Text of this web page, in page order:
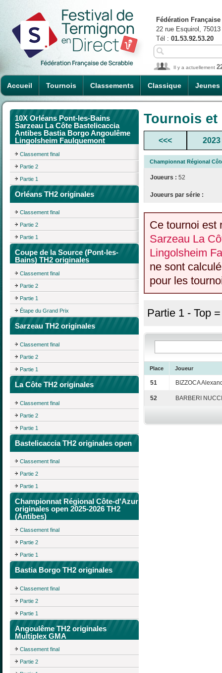
Accueil Tournois Classements Classique Jeunes
Fédération
22 rue Esquirol,
Tél : 01.53.92.53.20
Il y a actuellement
10X Orléans Pont-les-Bains
Sarzeau La Côte Bastelicaccia
Antibes Bastia Borgo Angoulême
Lingolsheim Faulquemont
Classement final
Partie 2
Partie 1
Orléans TH2 originales
Classement final
Partie 2
Partie 1
Coupe de la Source (Pont-les-
Bains) TH2 originales
Classement final
Partie 2
Partie 1
Étape du Grand Prix
Sarzeau TH2 originales
Classement final
Partie 2
Partie 1
La Côte TH2 originales
Classement final
Partie 2
Partie 1
Bastelicaccia TH2 originales open
Classement final
Partie 2
Partie 1
Championnat Régional Côte-d'Azur
originales open 2025-2026 TH2
(Antibes)
Classement final
Partie 2
Partie 1
Bastia Borgo TH2 originales
Classement final
Partie 2
Partie 1
Angoulême TH2 originales
Multiplex GMA
Classement final
Partie 2
Tournois
<<< 2023
Championnat Régional
Joueurs : 52
Joueurs par série :
Ce tournoi est
Sarzeau La
Lingolsheim
ne sont
pour les
Partie 1 - Top
Place Joueur
51 BIZZOCA
52 BARBERI